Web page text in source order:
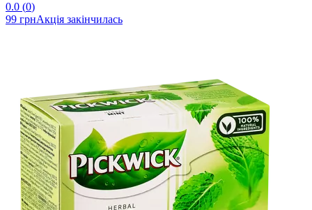
0.0 (0)
99 грнАкція закінчилась